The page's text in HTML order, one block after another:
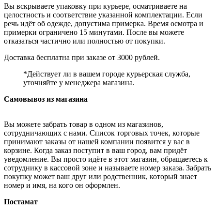
Вы вскрываете упаковку при курьере, осматриваете на
целостность и соответствие указанной комплектации. Если
речь идёт об одежде, допустима примерка. Время осмотра и
примерки ограничено 15 минутами. После вы можете
отказаться частично или полностью от покупки.
Доставка бесплатна при заказе от 3000 рублей.
*Действует ли в вашем городе курьерская служба,
уточняйте у менеджера магазина.
Самовывоз из магазина
Вы можете забрать товар в одном из магазинов,
сотрудничающих с нами. Список торговых точек, которые
принимают заказы от нашей компании появится у вас в
корзине. Когда заказ поступит в ваш город, вам придёт
уведомление. Вы просто идёте в этот магазин, обращаетесь к
сотруднику в кассовой зоне и называете номер заказа. Забрать
покупку может ваш друг или родственник, который знает
номер и имя, на кого он оформлен.
Постамат